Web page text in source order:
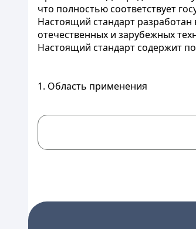
что полностью соответствует
Настоящий стандарт
отечественных и зарубежных
Настоящий стандарт содержит
1. Область применения